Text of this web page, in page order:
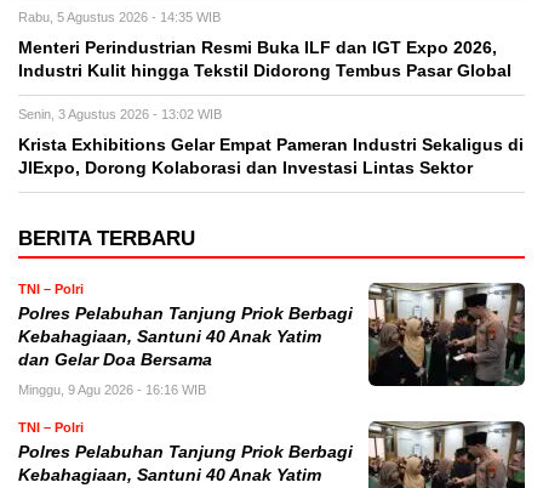
Rabu, 5 Agustus 2026 - 14:35 WIB
Menteri Perindustrian Resmi Buka ILF dan IGT Expo 2026,
Industri Kulit hingga Tekstil Didorong Tembus Pasar Global
Senin, 3 Agustus 2026 - 13:02 WIB
Krista Exhibitions Gelar Empat Pameran Industri Sekaligus di
JIExpo, Dorong Kolaborasi dan Investasi Lintas Sektor
BERITA TERBARU
TNI – Polri
Polres Pelabuhan Tanjung Priok Berbagi
Kebahagiaan, Santuni 40 Anak Yatim
dan Gelar Doa Bersama
Minggu, 9 Agu 2026 - 16:16 WIB
TNI – Polri
Polres Pelabuhan Tanjung Priok Berbagi
Kebahagiaan, Santuni 40 Anak Yatim